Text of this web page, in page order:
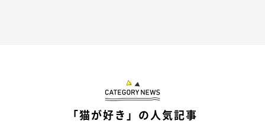
「猫が好き」の人気記事